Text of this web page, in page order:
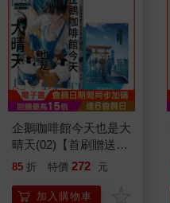
企鵝咖啡館今天也是大
晴天(02)【首刷贈送
「謹賀新年」收藏卡】
85 折 特價 272 元
加入購物車